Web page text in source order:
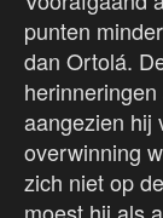
punten
dan Ortolá.
aangezien hij
overwinning
zich niet op